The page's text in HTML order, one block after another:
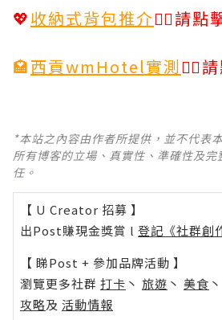
💖收納式背包推介👈🏻請點
🏩西貢wmHotel實測👈🏻
*本站之內容由作者所提供，並不代表
所有博客的立場、真實性、準確性及
任。
【 U Creator 招募 】
出Post賺現金獎賞 l 登記《社群創
【 睇Post + 參加品牌活動 】
瀏覽更多社群 打卡 丶 旅遊 丶 美食 丶
攻略及 活動情報